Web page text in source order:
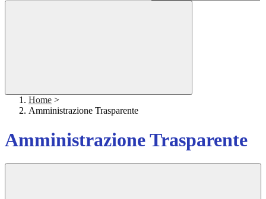
Home >
Amministrazione Trasparente
Amministrazione Trasparente